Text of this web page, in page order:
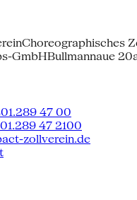
Choreographisches
GmbHBullmannaue
47 00
47 2100
zollverein.de